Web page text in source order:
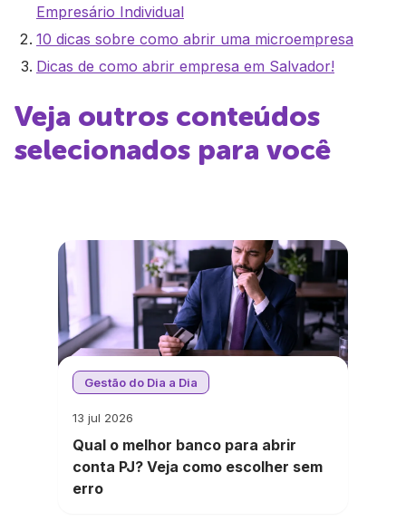
Empresário Individual
10 dicas sobre como abrir uma microempresa
Dicas de como abrir empresa em Salvador!
Veja outros conteúdos
selecionados para você
Gestão do Dia a Dia
13 jul 2026
Qual o melhor banco para abrir
conta PJ? Veja como escolher sem
erro